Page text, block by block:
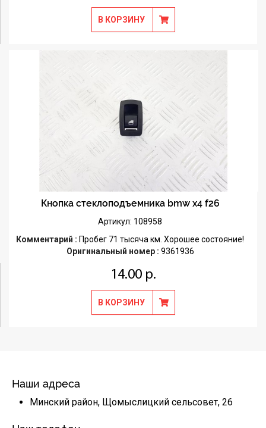
В КОРЗИНУ
Кнопка стеклоподъемника bmw x4 f26
Артикул: 108958
Комментарий : Пробег 71 тысяча км. Хорошее состояние!
Оригинальный номер : 9361936
14.00 р.
В КОРЗИНУ
Наши адреса
Минский район, Щомыслицкий сельсовет, 26